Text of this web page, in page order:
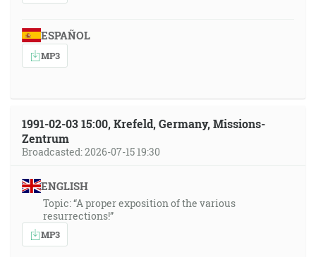
ESPAÑOL
MP3
1991-02-03 15:00, Krefeld, Germany, Missions-
Zentrum
Broadcasted: 2026-07-15 19:30
ENGLISH
Topic: “A proper exposition of the various
resurrections!”
MP3